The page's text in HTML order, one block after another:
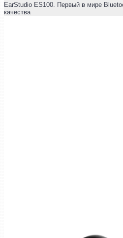
EarStudio ES100. Первый в мире
качества